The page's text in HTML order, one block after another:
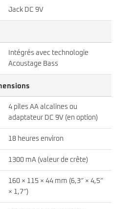
Jack DC 9V
Intégrés avec technologie
Acoustage Bass
4 piles AA alcalines ou
adaptateur DC 9V (en option)
18 heures environ
1300 mA (valeur de crête)
160 × 115 × 44 mm (6,3″ × 4,5″
× 1,7″)